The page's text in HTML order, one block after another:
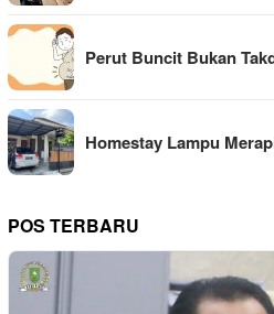
Perut Buncit Bukan
Homestay Lampu
POS TERBARU